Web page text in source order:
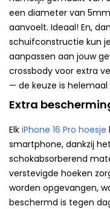
een diameter van
aanvoelt. Ideaal! En,
schuifconstructie kun
aanpassen aan jouw
crossbody voor extra
— de keuze is helemaal
Extra
Elk iPhone 16 Pro hoesje
smartphone, dankzij
schokabsorberend
verstevigde hoeken
worden opgevangen,
beschermd is tegen